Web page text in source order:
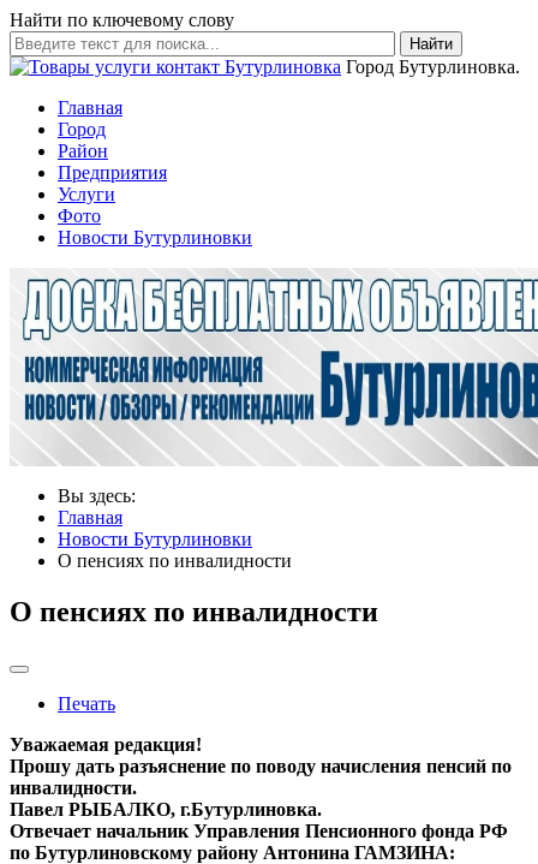
Найти по ключевому слову
Найти
Город Бутурлиновка.
Главная
Город
Район
Предприятия
Услуги
Фото
Новости Бутурлиновки
Вы здесь:
Главная
Новости Бутурлиновки
О пенсиях по инвалидности
О пенсиях по инвалидности
Печать
Уважаемая редакция!
Прошу дать разъяснение по поводу начисления пенсий по
инвалидности.
Павел РЫБАЛКО, г.Бутурлиновка.
Отвечает начальник Управления Пенсионного фонда РФ
по Бутурлиновскому району Антонина ГАМЗИНА: